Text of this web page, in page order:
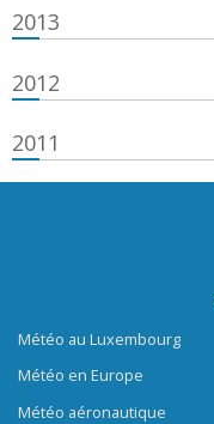
2013
2012
2011
Météo au Luxembourg
Météo en Europe
Météo aéronautique